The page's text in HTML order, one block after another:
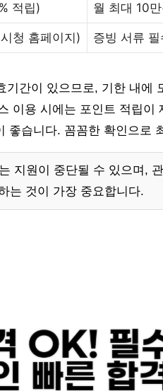
적립) 월 최대 10
청 홈페이지) 증빙 서류
간이 있으므로, 기한 내에
이용 시에는 포인트 적립이
좋습니다. 꼼꼼한 확인으로
지원이 중단될 수 있으며,
는 것이 가장 중요합니다.